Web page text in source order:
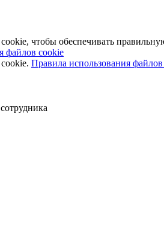
чтобы обеспечивать
файлов cookie
Правила использования